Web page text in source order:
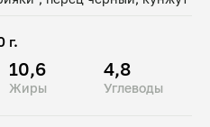
г.
10,6
Жиры
4,8
Углеводы